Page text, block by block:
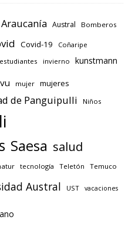
Araucanía Austral Bomberos
Covid-19 Coñaripe
estudiantes invierno kunstmann
mujer mujeres
de Panguipulli Niños
Saesa salud
tecnología Teletón Temuco
Austral UST vacaciones